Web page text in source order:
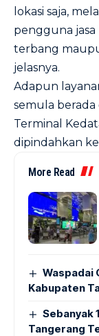
lokasi saja,
pengguna jasa
terbang
jelasnya.
Adapun
semula
Terminal
dipindahkan
More Read
Waspadai
Kabupaten
Sebanyak
Tangerang